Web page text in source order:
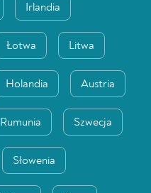
Irlandia
Łotwa Litwa
Holandia Austria
Rumunia Szwecja
Słowenia